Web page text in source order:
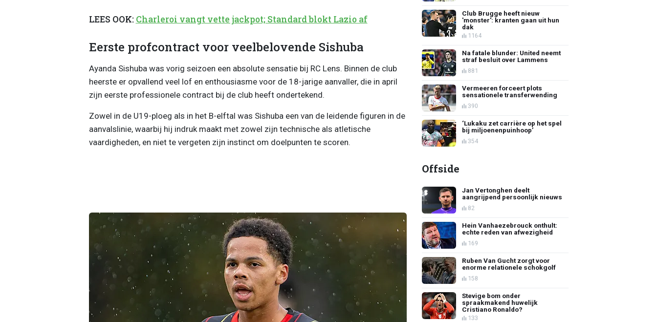
LEES OOK: Charleroi vangt vette jackpot; Standard blokt Lazio af
Eerste profcontract voor veelbelovende Sishuba
Ayanda Sishuba was vorig seizoen een absolute sensatie bij RC Lens. Binnen de club
heerste er opvallend veel lof en enthousiasme voor de 18-jarige aanvaller, die in april
zijn eerste professionele contract bij de club heeft ondertekend.
Zowel in de U19-ploeg als in het B-elftal was Sishuba een van de leidende figuren in de
aanvalslinie, waarbij hij indruk maakt met zowel zijn technische als atletische
vaardigheden, en niet te vergeten zijn instinct om doelpunten te scoren.
Club Brugge heeft nieuw
'monster': kranten gaan uit hun
dak
1164
Na fatale blunder: United neemt
straf besluit over Lammens
881
Vermeeren forceert plots
sensationele transferwending
390
‘Lukaku zet carrière op het spel
bij miljoenenpuinhoop’
354
Offside
Jan Vertonghen deelt
aangrijpend persoonlijk nieuws
82
Hein Vanhaezebrouck onthult:
echte reden van afwezigheid
169
Ruben Van Gucht zorgt voor
enorme relationele schokgolf
158
Stevige bom onder
spraakmakend huwelijk
Cristiano Ronaldo?
133